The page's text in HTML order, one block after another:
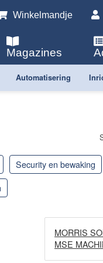
Winkelmandje
Magazines
Automatisering
security en bewaking
MORRIS
MSE